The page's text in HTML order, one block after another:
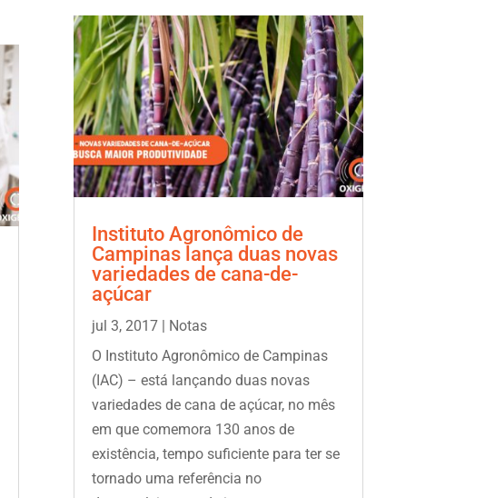
Instituto Agronômico de
Campinas lança duas novas
variedades de cana-de-
açúcar
jul 3, 2017| Notas
O Instituto Agronômico de Campinas
(IAC) – está lançando duas novas
variedades de cana de açúcar, no mês
em que comemora 130 anos de
existência, tempo suficiente para ter se
tornado uma referência no